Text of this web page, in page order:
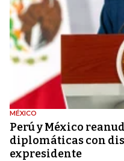
MÉXICO
Perú y México
diplomáticas con
expresidente